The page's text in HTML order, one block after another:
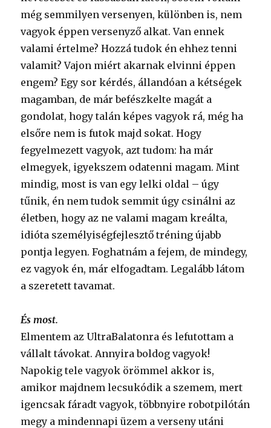
még semmilyen versenyen, különben is, nem
vagyok éppen versenyző alkat. Van ennek
valami értelme? Hozzá tudok én ehhez tenni
valamit? Vajon miért akarnak elvinni éppen
engem? Egy sor kérdés, állandóan a kétségek
magamban, de már befészkelte magát a
gondolat, hogy talán képes vagyok rá, még ha
elsőre nem is futok majd sokat. Hogy
fegyelmezett vagyok, azt tudom: ha már
elmegyek, igyekszem odatenni magam. Mint
mindig, most is van egy lelki oldal – úgy
tűnik, én nem tudok semmit úgy csinálni az
életben, hogy az ne valami magam kreálta,
idióta személyiségfejlesztő tréning újabb
pontja legyen. Foghatnám a fejem, de mindegy,
ez vagyok én, már elfogadtam. Legalább látom
a szeretett tavamat.
És most.
Elmentem az UltraBalatonra és lefutottam a
vállalt távokat. Annyira boldog vagyok!
Napokig tele vagyok örömmel akkor is,
amikor majdnem lecsukódik a szemem, mert
igencsak fáradt vagyok, többnyire robotpilótán
megy a mindennapi üzem a verseny utáni